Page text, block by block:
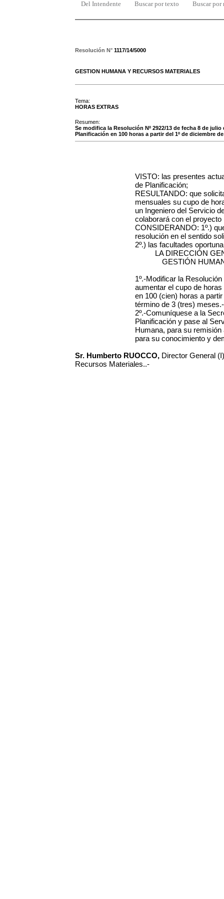
Del Intendente Buscar por texto Buscar por
Resolución N° 1117/14/5000
GESTION HUMANA Y RECURSOS MATERIALES
Tema:
HORAS EXTRAS
Resumen:
Se modifica la Resolución Nº 2922/13 de fecha 8 de
Planificación en 100 horas a partir del 1º de diciembre
VISTO: las presentes
de Planificación;
RESULTANDO: que
mensuales su cupo de
un Ingeniero del Servicio
colaborará con el
CONSIDERANDO: 1º.)
resolución en el sentido
2º.) las facultades
LA DIRECCIÓN
GESTIÓN
1º.-Modificar la
aumentar el cupo de
en 100 (cien) horas a
término de 3 (tres) meses.-
2º.-Comuníquese a la
Planificación y pase al
Humana, para su
para su conocimiento y
Sr. Humberto RUOCCO, Director General
Recursos Materiales..-